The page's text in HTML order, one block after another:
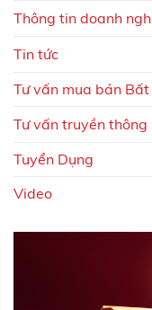
Thông tin doanh
Tin tức
Tư vấn mua bán
Tư vấn truyền thông
Tuyển Dụng
Video